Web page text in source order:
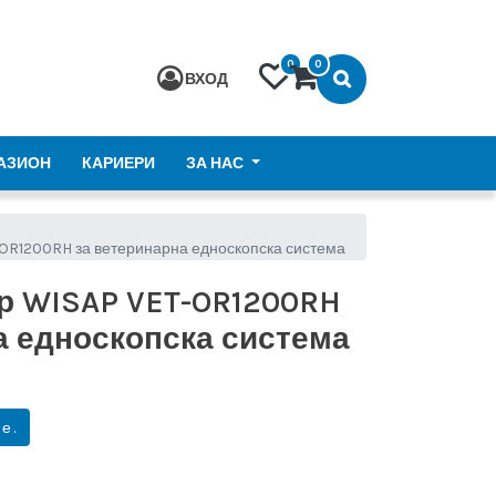
ВХОД
0 0
КАРИЕРИ ЗА НАС
за ветеринарна едноскопска система
VET-OR1200RH
едноскопска система